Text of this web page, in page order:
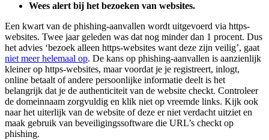
Wees alert bij het bezoeken van websites.
Een kwart van de phishing-aanvallen wordt uitgevoerd via https-
websites. Twee jaar geleden was dat nog minder dan 1 procent. Dus
het advies ‘bezoek alleen https-websites want deze zijn veilig’, gaat
niet meer helemaal op. De kans op phishing-aanvallen is aanzienlijk
kleiner op https-websites, maar voordat je je registreert, inlogt,
online betaalt of andere persoonlijke informatie deelt is het
belangrijk dat je de authenticiteit van de website checkt. Controleer
de domeinnaam zorgvuldig en klik niet op vreemde links. Kijk ook
naar het uiterlijk van de website of deze er niet verdacht uitziet en
maak gebruik van beveiligingssoftware die URL’s checkt op
phishing.